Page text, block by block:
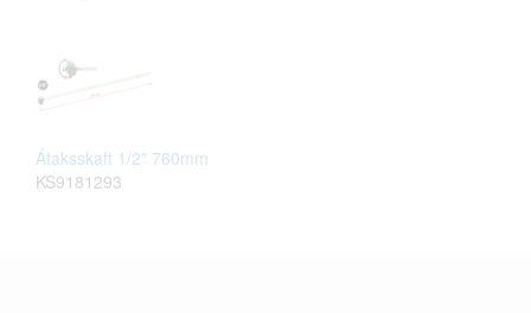
Átaksskaft 1/2" 760mm
KS9181293